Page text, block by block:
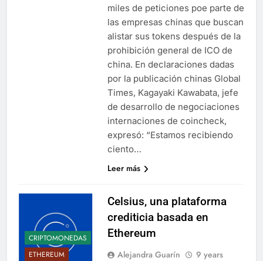
miles de peticiones poe parte de
las empresas chinas que buscan
alistar sus tokens después de la
prohibición general de ICO de
china. En declaraciones dadas
por la publicación chinas Global
Times, Kagayaki Kawabata, jefe
de desarrollo de negociaciones
internaciones de coincheck,
expresó: “Estamos recibiendo
ciento…
Leer más
CRIPTOMONEDAS
ETHEREUM
Celsius, una plataforma
crediticia basada en
Ethereum
Alejandra Guarín
9 years